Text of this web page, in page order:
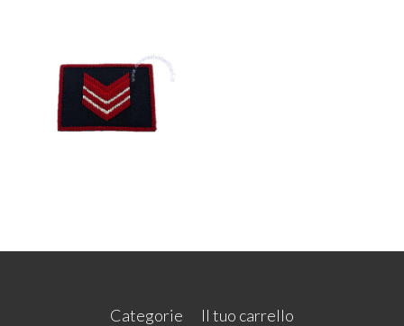
Categorie
Il tuo carrello